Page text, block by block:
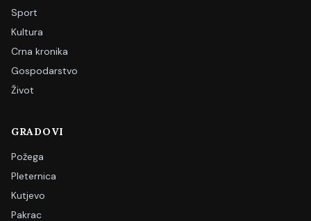
Sport
Kultura
Crna kronika
Gospodarstvo
Život
GRADOVI
Požega
Pleternica
Kutjevo
Pakrac